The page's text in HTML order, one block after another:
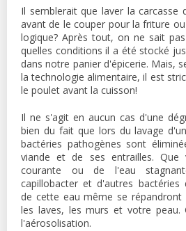
Il semblerait que laver la carcasse
avant de le couper pour la friture
logique? Après tout, on ne sait
quelles conditions il a été stocké
dans notre panier d'épicerie. Mais,
la technologie alimentaire, il est
le poulet avant la cuisson!
Il ne s'agit en aucun cas d'une
bien du fait que lors du lavage
bactéries pathogènes sont
viande et de ses entrailles. Que
courante ou de l'eau
capillobacter et d'autres bactéries
de cette eau même se répandront
les laves, les murs et votre peau.
l'aérosolisation.